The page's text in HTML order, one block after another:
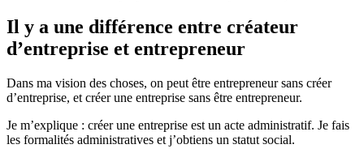
Il y a une différence entre créateur
d’entreprise et entrepreneur
Dans ma vision des choses, on peut être entrepreneur sans créer
d’entreprise, et créer une entreprise sans être entrepreneur.
Je m’explique : créer une entreprise est un acte administratif. Je fais
les formalités administratives et j’obtiens un statut social.